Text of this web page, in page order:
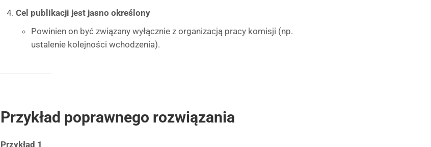
Cel publikacji jest jasno określony
Powinien on być związany wyłącznie z organizacją pracy komisji (np.
ustalenie kolejności wchodzenia).
Przykład poprawnego rozwiązania
Przykład 1